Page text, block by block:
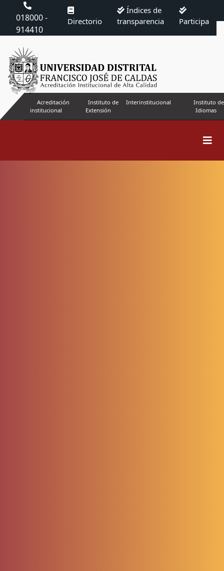
018000 -
914410
Directorio
Índices de
transparencia
Participa
Acreditación
institucional
Instituto de
Extensión
Interinstitucional
Instituto de
Idiomas